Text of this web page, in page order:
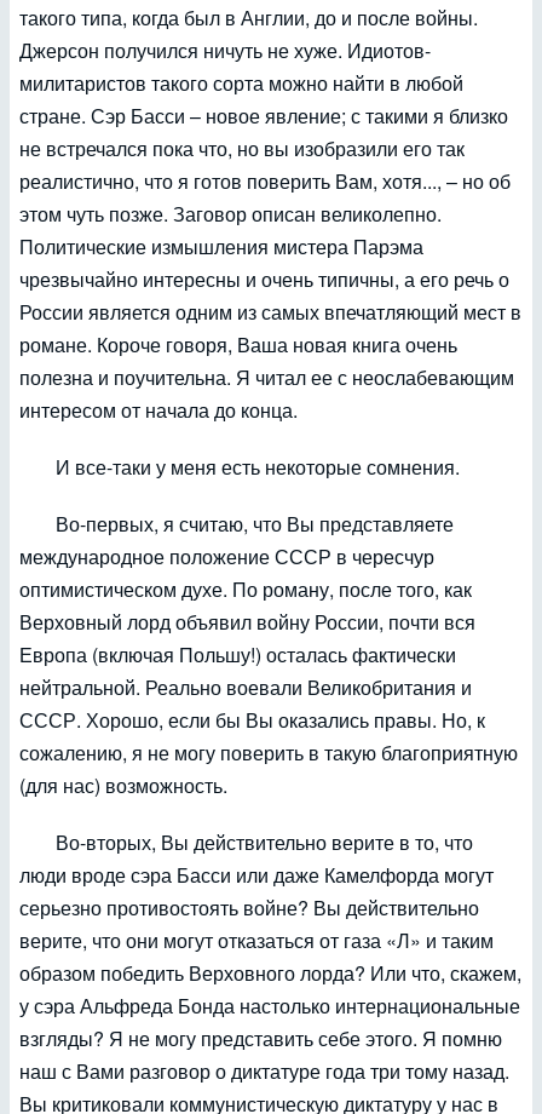
такого типа, когда был в Англии, до и после войны.
Джерсон получился ничуть не хуже. Идиотов-
милитаристов такого сорта можно найти в любой
стране. Сэр Басси – новое явление; с такими я близко
не встречался пока что, но вы изобразили его так
реалистично, что я готов поверить Вам, хотя..., – но об
этом чуть позже. Заговор описан великолепно.
Политические измышления мистера Парэма
чрезвычайно интересны и очень типичны, а его речь о
России является одним из самых впечатляющий мест в
романе. Короче говоря, Ваша новая книга очень
полезна и поучительна. Я читал ее с неослабевающим
интересом от начала до конца.
И все-таки у меня есть некоторые сомнения.
Во-первых, я считаю, что Вы представляете
международное положение СССР в чересчур
оптимистическом духе. По роману, после того, как
Верховный лорд объявил войну России, почти вся
Европа (включая Польшу!) осталась фактически
нейтральной. Реально воевали Великобритания и
СССР. Хорошо, если бы Вы оказались правы. Но, к
сожалению, я не могу поверить в такую благоприятную
(для нас) возможность.
Во-вторых, Вы действительно верите в то, что
люди вроде сэра Басси или даже Камелфорда могут
серьезно противостоять войне? Вы действительно
верите, что они могут отказаться от газа «Л» и таким
образом победить Верховного лорда? Или что, скажем,
у сэра Альфреда Бонда настолько интернациональные
взгляды? Я не могу представить себе этого. Я помню
наш с Вами разговор о диктатуре года три тому назад.
Вы критиковали коммунистическую диктатуру у нас в